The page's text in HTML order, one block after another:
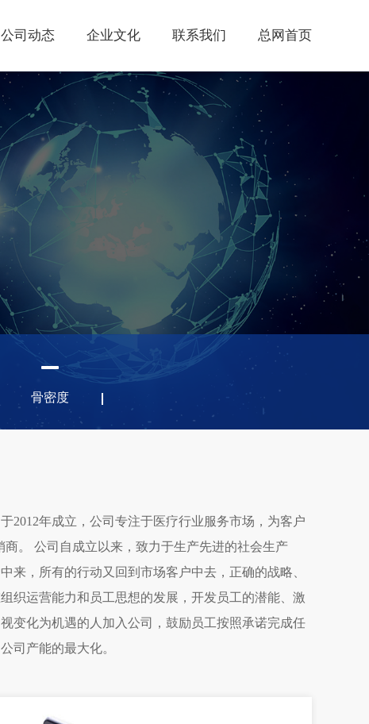
公司动态 企业文化 联系我们 总网首页
骨密度
2012年成立，公司专注于医疗行业服务市场，为客户
。 公司自成立以来，致力于生产先进的社会生产
来，所有的行动又回到市场客户中去，正确的战略、
织运营能力和员工思想的发展，开发员工的潜能、激
变化为机遇的人加入公司，鼓励员工按照承诺完成任
司产能的最大化。